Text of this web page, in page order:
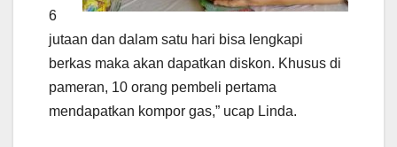
6
jutaan dan dalam satu hari bisa lengkapi
berkas maka akan dapatkan diskon. Khusus di
pameran, 10 orang pembeli pertama
mendapatkan kompor gas,” ucap Linda.